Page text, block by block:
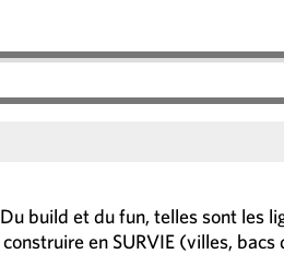
Du build et du fun, telles sont les
construire en SURVIE (villes,